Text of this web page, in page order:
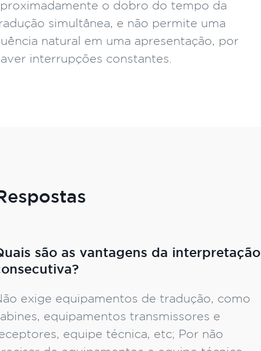
o dobro do tempo da
simultânea, e não permite uma
natural em uma apresentação, por
interrupções constantes.
são as vantagens da interpretação
exige equipamentos de tradução, como
equipamentos transmissores e
equipe técnica, etc; Por não